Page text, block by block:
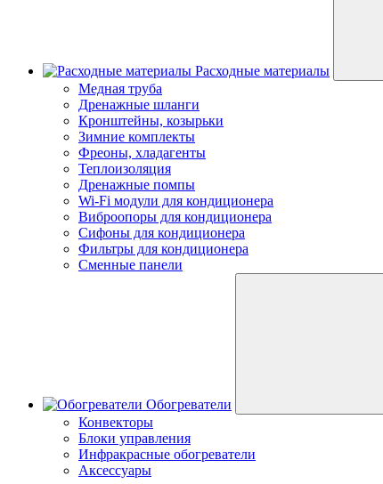
Расходные материалы
Медная труба
Дренажные шланги
Кронштейны, козырьки
Зимние комплекты
Фреоны, хладагенты
Теплоизоляция
Дренажные помпы
Wi-Fi модули для кондиционера
Виброопоры для кондиционера
Сифоны для кондиционера
Фильтры для кондиционера
Сменные панели
Обогреватели
Конвекторы
Блоки управления
Инфракрасные обогреватели
Аксессуары